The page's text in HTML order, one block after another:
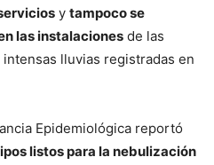
y tampoco se
las instalaciones de las
lluvias registradas en
Epidemiológica reportó
listos para la nebulización